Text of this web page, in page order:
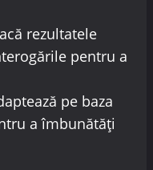
rezultatele
pentru a
pe baza
a îmbunătăți